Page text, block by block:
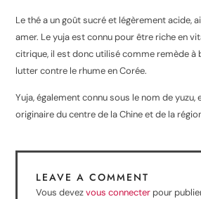
Le thé a un goût sucré et légèrement acide,
amer. Le yuja est connu pour être riche en
citrique, il est donc utilisé comme remède à
lutter contre le rhume en Corée.
Yuja, également connu sous le nom de yuzu,
originaire du centre de la Chine et de la
LEAVE A COMMENT
Vous devezvous connecter pour